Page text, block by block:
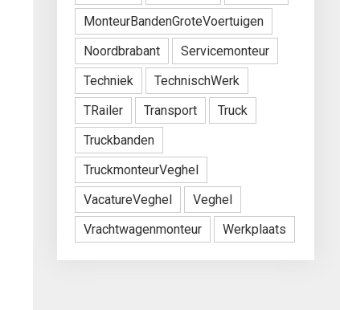
MonteurBandenGroteVoertuigen
Noordbrabant
Servicemonteur
Techniek
TechnischWerk
TRailer
Transport
Truck
Truckbanden
TruckmonteurVeghel
VacatureVeghel
Veghel
Vrachtwagenmonteur
Werkplaats